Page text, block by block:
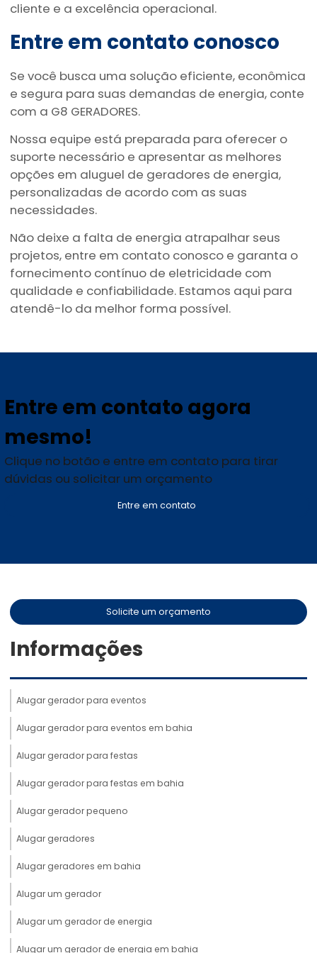
cliente e a excelência operacional.
Entre em contato conosco
Se você busca uma solução eficiente, econômica
e segura para suas demandas de energia, conte
com a G8 GERADORES.
Nossa equipe está preparada para oferecer o
suporte necessário e apresentar as melhores
opções em aluguel de geradores de energia,
personalizadas de acordo com as suas
necessidades.
Não deixe a falta de energia atrapalhar seus
projetos, entre em contato conosco e garanta o
fornecimento contínuo de eletricidade com
qualidade e confiabilidade. Estamos aqui para
atendê-lo da melhor forma possível.
Entre em contato agora
mesmo!
Clique no botão e entre em contato para tirar
dúvidas ou solicitar um orçamento
Entre em contato
Solicite um orçamento
Informações
Alugar gerador para eventos
Alugar gerador para eventos em bahia
Alugar gerador para festas
Alugar gerador para festas em bahia
Alugar gerador pequeno
Alugar geradores
Alugar geradores em bahia
Alugar um gerador
Alugar um gerador de energia
Alugar um gerador de energia em bahia